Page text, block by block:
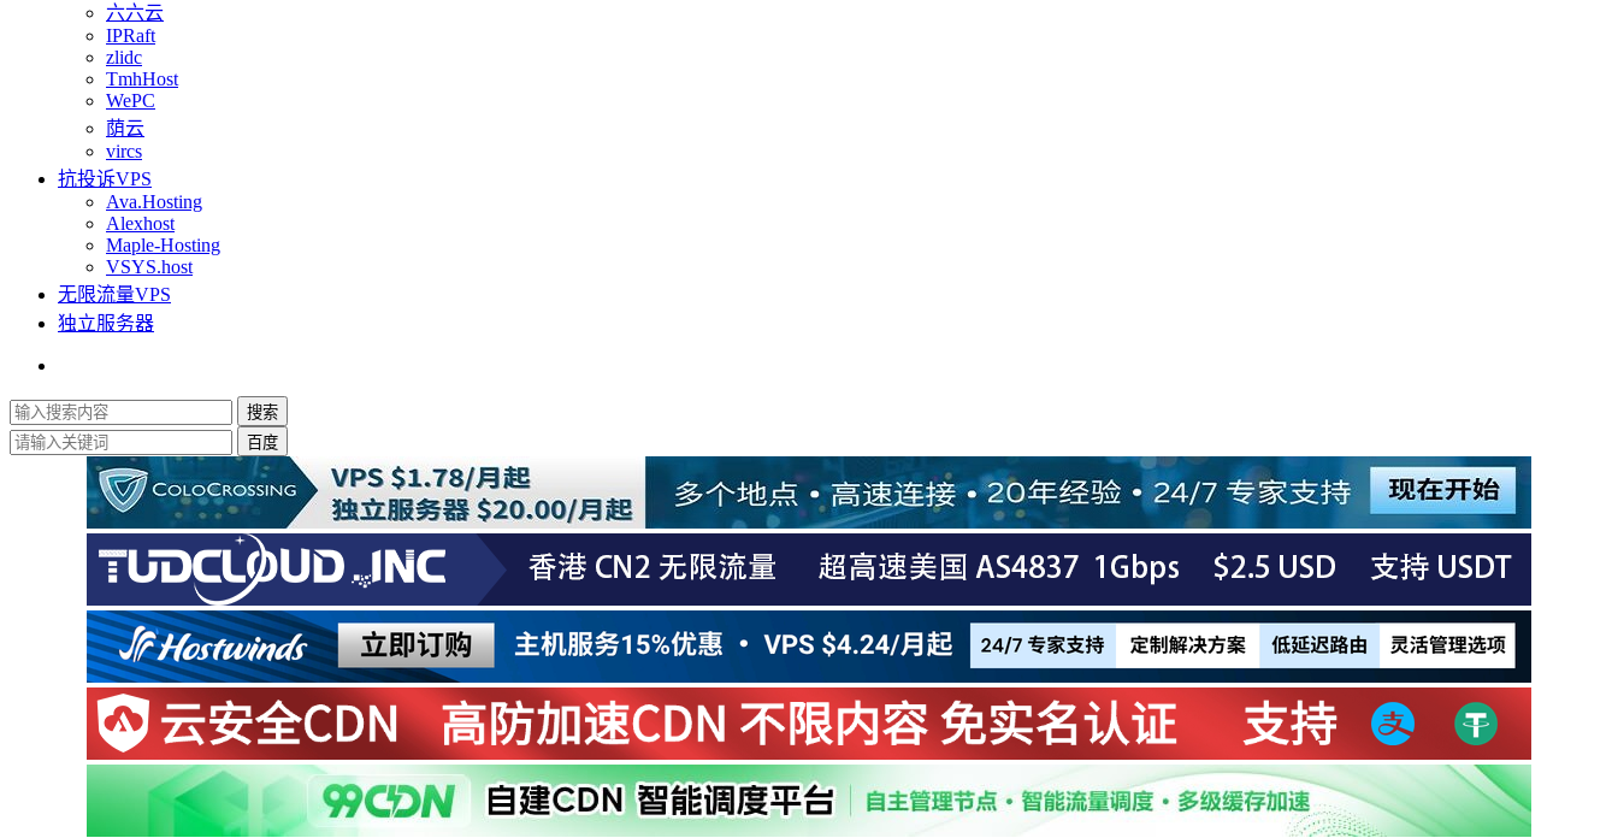
六六云
IPRaft
zlidc
TmhHost
WePC
荫云
vircs
抗投诉VPS
Ava.Hosting
Alexhost
Maple-Hosting
VSYS.host
无限流量VPS
独立服务器